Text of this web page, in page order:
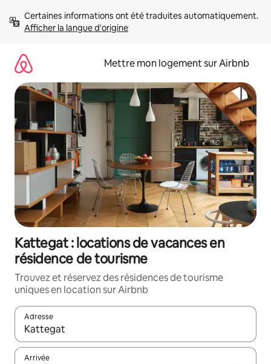
directement
Afficher la langue d'origine
Mettre mon logement sur Airbnb
Kattegat : locations de vacances en
résidence de tourisme
Trouvez et réservez des résidences de tourisme
uniques en location sur Airbnb
Adresse
Lorsque les résultats s'affichent, utilisez les flèches vers le
Arrivée